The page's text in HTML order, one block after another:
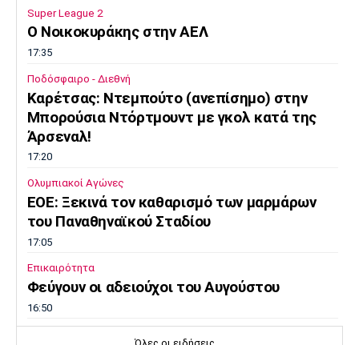
Super League 2
O Noικοκυράκης στην ΑΕΛ
17:35
Ποδόσφαιρο - Διεθνή
Kαρέτσας: Ντεμπούτο (ανεπίσημο) στην
Μπορούσια Ντόρτμουντ με γκολ κατά της
Άρσεναλ!
17:20
Ολυμπιακοί Αγώνες
EOE: Ξεκινά τον καθαρισμό των μαρμάρων
του Παναθηναϊκού Σταδίου
17:05
Επικαιρότητα
Φεύγουν οι αδειούχοι του Αυγούστου
16:50